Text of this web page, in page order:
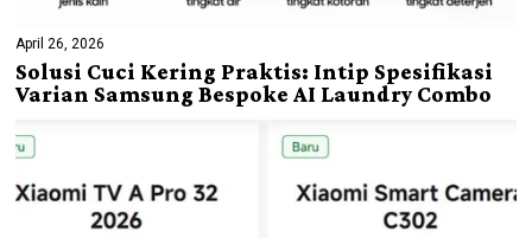
April 26, 2026
Solusi Cuci Kering Praktis: Intip Spesifikasi
Varian Samsung Bespoke AI Laundry Combo